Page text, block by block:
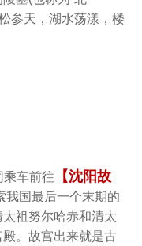
参天，湖水荡漾，楼
乘车前往
【沈阳故
我国最后一个末期的
祖努尔哈赤和清太
。故宫出来就是古